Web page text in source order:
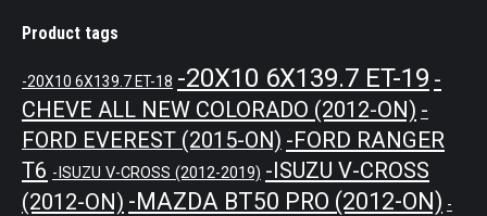
Product tags
-20X10 6X139.7 ET-18 -20X10 6X139.7 ET-19 -
CHEVE ALL NEW COLORADO (2012-ON) -
FORD EVEREST (2015-ON) -FORD RANGER
T6 -ISUZU V-CROSS (2012-2019) -ISUZU V-CROSS
(2012-ON) -MAZDA BT50 PRO (2012-ON) -